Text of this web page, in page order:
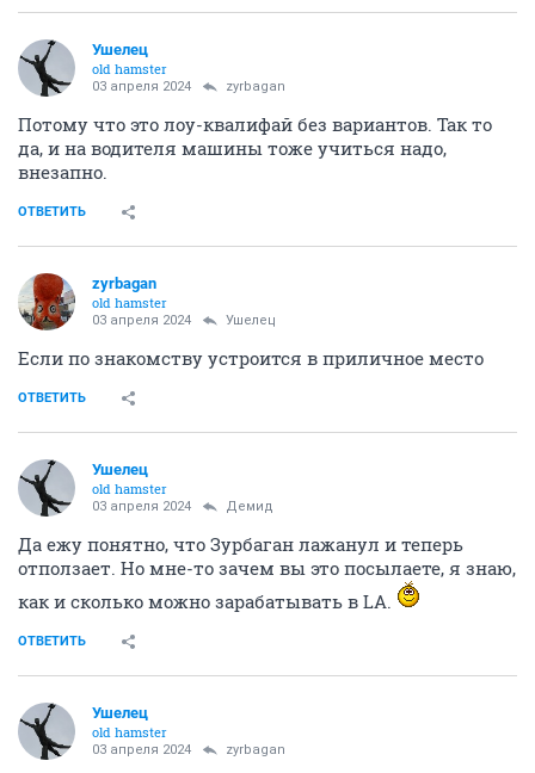
Ушелец
old hamster
03 апреля 2024 zyrbagan
Потому что это лоу-квалифай без вариантов. Так то
да, и на водителя машины тоже учиться надо,
внезапно.
ОТВЕТИТЬ
zyrbagan
old hamster
03 апреля 2024 Ушелец
Если по знакомству устроится в приличное место
ОТВЕТИТЬ
Ушелец
old hamster
03 апреля 2024 Демид
Да ежу понятно, что Зурбаган лажанул и теперь
отползает. Но мне-то зачем вы это посылаете, я знаю,
как и сколько можно зарабатывать в LA.
ОТВЕТИТЬ
Ушелец
old hamster
03 апреля 2024 zyrbagan